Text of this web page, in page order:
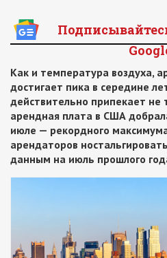
Как и температура воздуха,
достигает пика в середине
действительно припекает не
арендная плата в США
июле — рекордного
арендаторов
данным на июль прошлого